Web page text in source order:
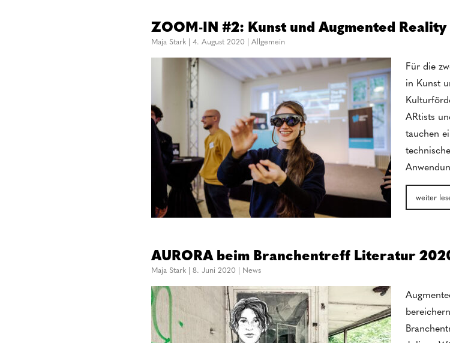
ZOOM-IN #2: Kunst und Augmented Reality
Maja Stark | 4. August 2020 | Allgemein
Für die
in Kunst
ARtists
tauchen
weiter
AURORA beim Branchentreff Literatur
Maja Stark | 8. Juni 2020 | News